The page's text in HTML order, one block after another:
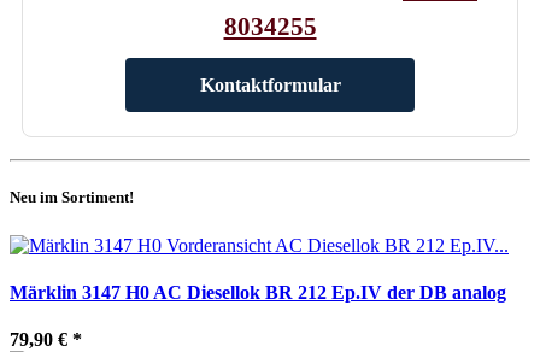
8034255
Kontaktformular
Neu im Sortiment!
Märklin 3147 H0 AC Diesellok BR 212 Ep.IV der DB analog
79,90 € *